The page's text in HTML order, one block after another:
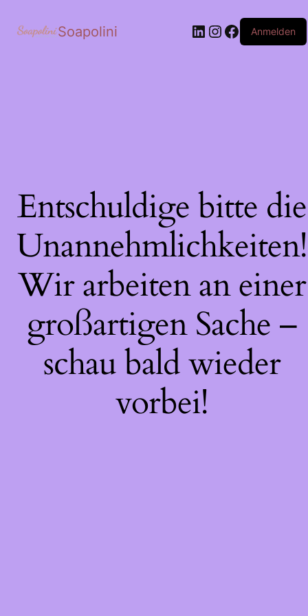
Soapolini LinkedIn
Instagram
Facebook
Anmelden
Entschuldige bitte die
Unannehmlichkeiten!
Wir arbeiten an einer
großartigen Sache –
schau bald wieder
vorbei!